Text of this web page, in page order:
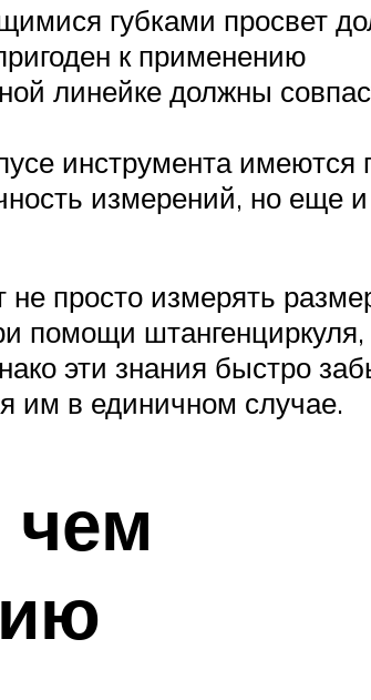
губками просвет
к применению
линейке должны
инструмента имеются
измерений, но еще
не просто измерять
помощи
эти знания быстро
им в единичном случае.
чем